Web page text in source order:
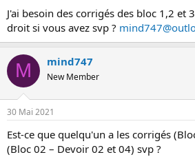
J'ai besoin des corrigés des bloc 1,2 et
droit si vous avez svp ?
M mind747
New Member
30 Mai 2021
Est-ce que quelqu'un a les corrigés
(Bloc 02 – Devoir 02 et 04) svp ?